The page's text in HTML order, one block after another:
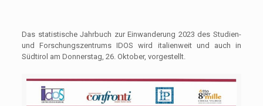
Das statistische Jahrbuch zur Einwanderung 2023 des Studien-
und Forschungszentrums IDOS wird italienweit und auch in
Südtirol am Donnerstag, 26. Oktober, vorgestellt.